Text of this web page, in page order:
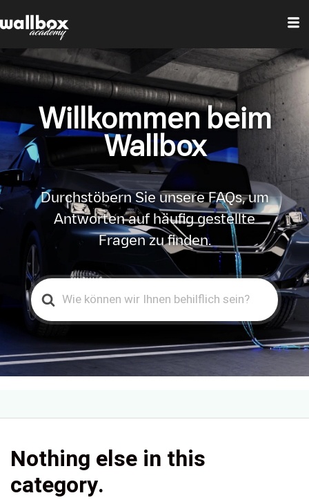
Willkommen beim
Wallbox
Durchstöbern Sie unsere FAQs, um
Antworten auf häufig gestellte
Fragen zu finden.
Search
For
Nothing else in this
category.